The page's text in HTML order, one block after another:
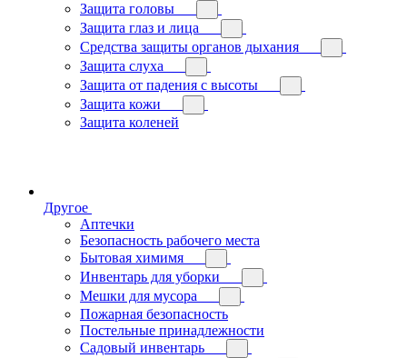
Защита головы
Защита глаз и лица
Средства защиты органов дыхания
Защита слуха
Защита от падения с высоты
Защита кожи
Защита коленей
Другое
Аптечки
Безопасность рабочего места
Бытовая химимя
Инвентарь для уборки
Мешки для мусора
Пожарная безопасность
Постельные принадлежности
Садовый инвентарь